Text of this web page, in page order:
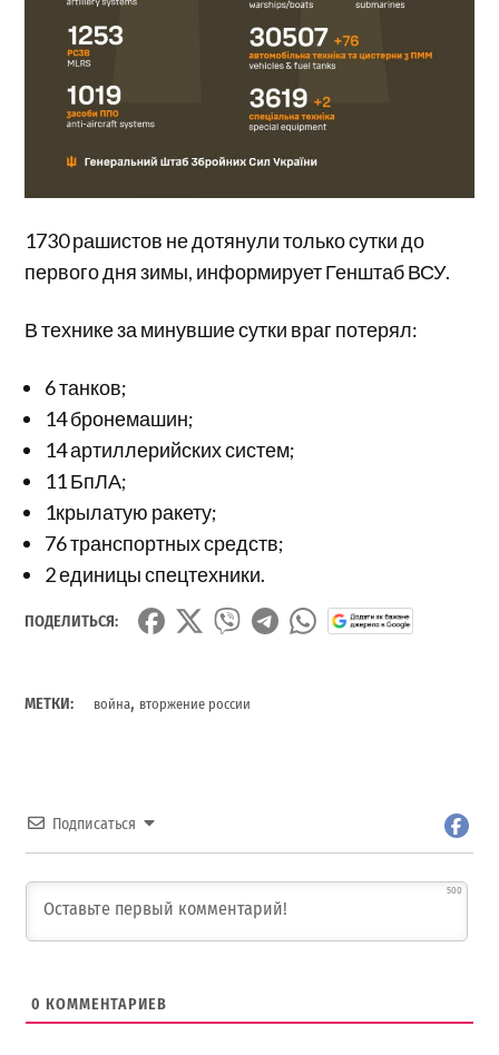
1730 рашистов не дотянули только сутки до
первого дня зимы, информирует Генштаб ВСУ.
В технике за минувшие сутки враг потерял:
6 танков;
14 бронемашин;
14 артиллерийских систем;
11 БпЛА;
1крылатую ракету;
76 транспортных средств;
2 единицы спецтехники.
ПОДЕЛИТЬСЯ:
МЕТКИ: война, вторжение россии
Подписаться
500
0 КОММЕНТАРИЕВ